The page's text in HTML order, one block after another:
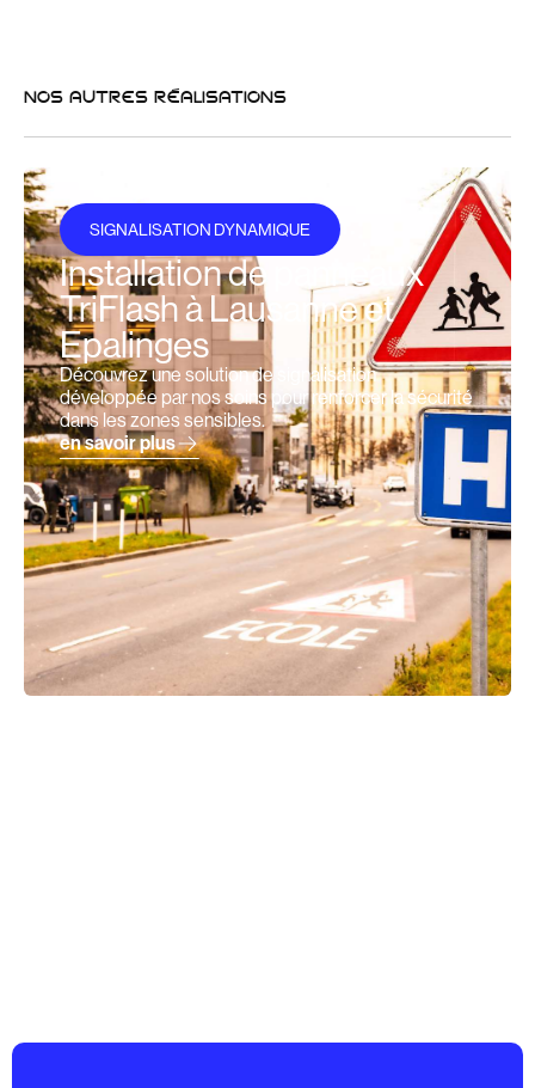
NOS AUTRES RÉALISATIONS
SIGNALISATION DYNAMIQUE
Installation de panneaux
TriFlash à Lausanne et
Epalinges
Découvrez une solution de signalisation
développée par nos soins pour renforcer la sécurité
dans les zones sensibles.
en savoir plus